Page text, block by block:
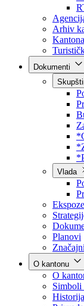
Javna
Arhiv
Vlada
Strategije
Planovi
O kantonu